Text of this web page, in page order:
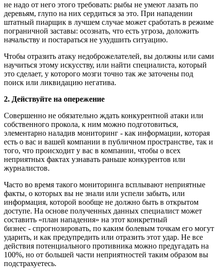
не надо от него этого требовать: рыбы не умеют лазать по
деревьям, глупо на них сердиться за это. При нападении
штатный пиарщик в лучшем случае может сработать в режиме
пограничной заставы: осознать, что есть угроза, доложить
начальству и постараться не ухудшить ситуацию.
Чтобы отразить атаку недоброжелателей, вы должны или сами
научиться этому искусству, или найти специалиста, который
это сделает, у которого мозги точно так же заточены под
поиск или ликвидацию негатива.
2. Действуйте на опережение
Совершенно не обязательно ждать конкурентной атаки или
собственного прокола, к ним можно подготовиться,
элементарно наладив мониторинг - как информации, которая
есть о вас и вашей компании в публичном пространстве, так и
того, что происходит у вас в компании, чтобы о всех
неприятных фактах узнавать раньше конкурентов или
журналистов.
Часто во время такого мониторинга всплывают неприятные
факты, о которых вы не знали или успели забыть, или
информация, которой вообще не должно быть в открытом
доступе. На основе полученных данных специалист может
составить «план нападения» на этот конкретный
бизнес - спрогнозировать, по каким болевым точкам его могут
ударить, и как предупредить или отразить этот удар. Не все
действия потенциального противника можно предугадать на
100%, но от большей части неприятностей таким образом вы
подстрахуетесь.